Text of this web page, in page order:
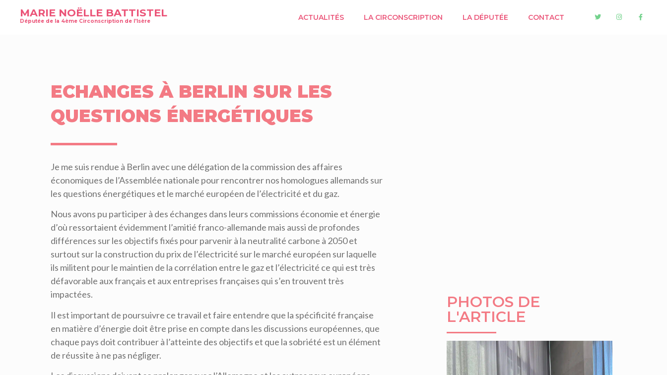
MARIE NOËLLE BATTISTEL
Députée de la 4ème Circonscription de l'Isère ACTUALITÉS LA CIRCONSCRIPTION LA DÉPUTÉE CONTACT
ECHANGES À BERLIN SUR LES
QUESTIONS ÉNERGÉTIQUES
Je me suis rendue à Berlin avec une délégation de la commission des affaires
économiques de l’Assemblée nationale pour rencontrer nos homologues allemands sur
les questions énergétiques et le marché européen de l’électricité et du gaz.
Nous avons pu participer à des échanges dans leurs commissions économie et énergie
d’où ressortaient évidemment l’amitié franco-allemande mais aussi de profondes
différences sur les objectifs fixés pour parvenir à la neutralité carbone à 2050 et
surtout sur la construction du prix de l’électricité sur le marché européen sur laquelle
ils militent pour le maintien de la corrélation entre le gaz et l’électricité ce qui est très
défavorable aux français et aux entreprises françaises qui s’en trouvent très
impactées.
Il est important de poursuivre ce travail et faire entendre que la spécificité française
en matière d’énergie doit être prise en compte dans les discussions européennes, que
chaque pays doit contribuer à l’atteinte des objectifs et que la sobriété est un élément
de réussite à ne pas négliger.
PHOTOS DE
L'ARTICLE